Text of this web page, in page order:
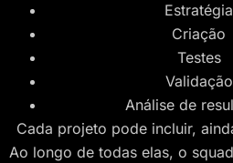
Estratégia
Criação
Testes
Validação
Análise de
Cada projeto pode incluir,
Ao longo de todas elas, o